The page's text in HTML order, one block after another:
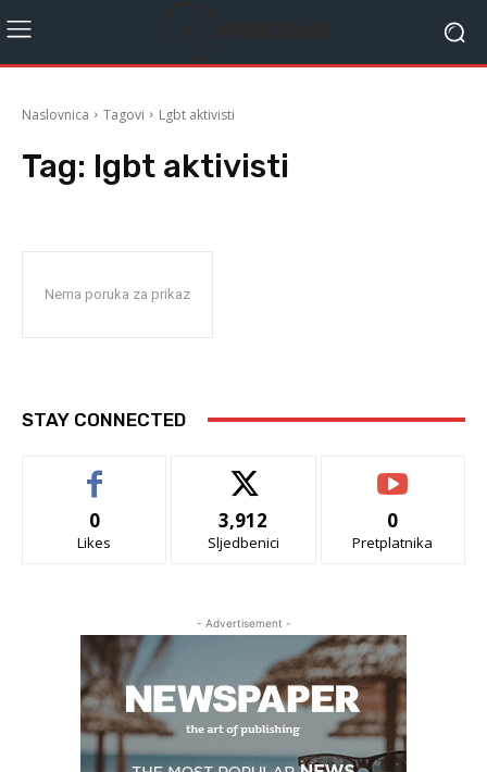
Naslovnica Tagovi Lgbt aktivisti
Tag: lgbt aktivisti
Nema poruka za prikaz
STAY CONNECTED
0
Likes
3,912
Sljedbenici
0
Pretplatnika
- Advertisement -